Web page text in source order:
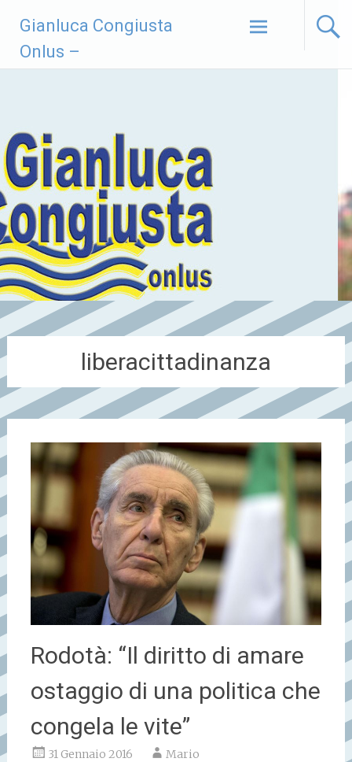
contenuto
Gianluca Congiusta
Onlus –
liberacittadinanza
Rodotà: “Il diritto di amare
ostaggio di una politica che
congela le vite”
31 Gennaio 2016 Mario